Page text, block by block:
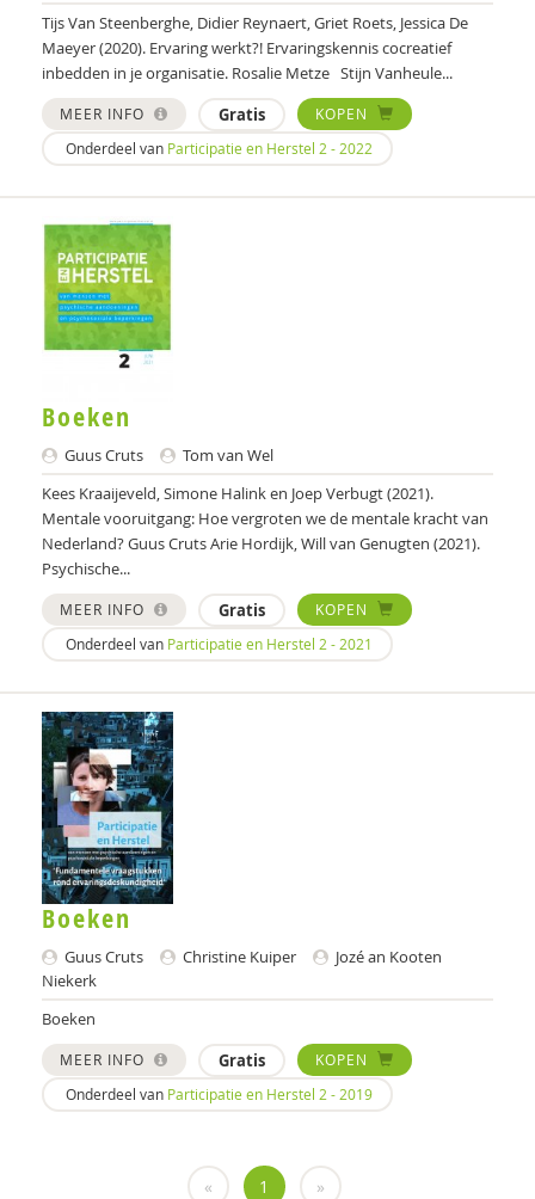
Max A. Huber
Drs. A. Niewijk
Annet Aalbers
Enikö agy
Monique Al
Wendy Albers
Jerry Allon
Michi Almer
Astrid Altena
MICHAELA AMERING
Marion Ammeraal
José an Beuzekom
Jozé an Kooten Niekerk
Raquel Andres-Hyman
Elle Ansems
met antwoord van Karien van Roermund
Bente Appelhof
THEO ARP GUUS VAN MAURIK
Diverse auteurs
Andries Baart
Tijs Van Steenberghe, Didier Reynaert, Griet Roets, Jessica De
Maeyer (2020). Ervaring werkt?! Ervaringskennis cocreatief
inbedden in je organisatie. Rosalie Metze Stijn Vanheule...
MEER INFO Gratis
KOPEN
Onderdeel van Participatie en Herstel 2 - 2022
Boeken
Guus Cruts
Tom van Wel
Kees Kraaijeveld, Simone Halink en Joep Verbugt (2021).
Mentale vooruitgang: Hoe vergroten we de mentale kracht van
Nederland? Guus Cruts Arie Hordijk, Will van Genugten (2021).
Psychische...
MEER INFO Gratis
KOPEN
Onderdeel van Participatie en Herstel 2 - 2021
Boeken
Guus Cruts Christine Kuiper
Jozé an Kooten
Niekerk
Boeken
MEER INFO Gratis
KOPEN
Onderdeel van Participatie en Herstel 2 - 2019
« 1 »